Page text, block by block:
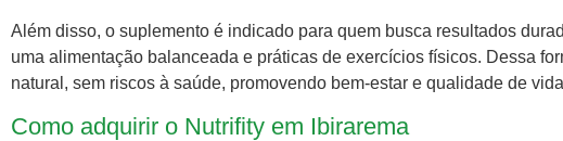
Além disso, o suplemento é indicado para quem busca resultados
uma alimentação balanceada e práticas de exercícios físicos. Dessa
natural, sem riscos à saúde, promovendo bem-estar e qualidade de
Como adquirir o Nutrifity em Ibirarema